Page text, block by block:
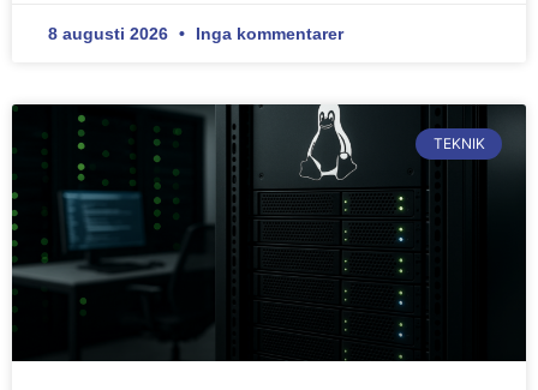
8 augusti 2026 Inga kommentarer
TEKNIK